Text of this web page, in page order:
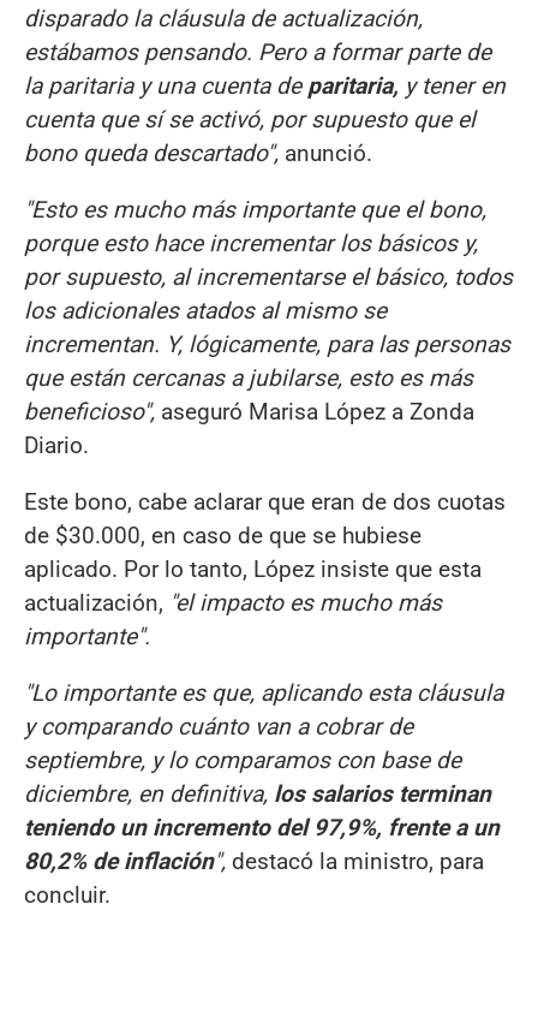
disparado la cláusula de actualización,
estábamos pensando. Pero a formar parte de
la paritaria y una cuenta de paritaria, y tener en
cuenta que sí se activó, por supuesto que el
bono queda descartado", anunció.
"Esto es mucho más importante que el bono,
porque esto hace incrementar los básicos y,
por supuesto, al incrementarse el básico, todos
los adicionales atados al mismo se
incrementan. Y, lógicamente, para las personas
que están cercanas a jubilarse, esto es más
beneficioso", aseguró Marisa López a Zonda
Diario.
Este bono, cabe aclarar que eran de dos cuotas
de $30.000, en caso de que se hubiese
aplicado. Por lo tanto, López insiste que esta
actualización, "el impacto es mucho más
importante".
"Lo importante es que, aplicando esta cláusula
y comparando cuánto van a cobrar de
septiembre, y lo comparamos con base de
diciembre, en definitiva, los salarios terminan
teniendo un incremento del 97,9%, frente a un
80,2% de inflación", destacó la ministro, para
concluir.